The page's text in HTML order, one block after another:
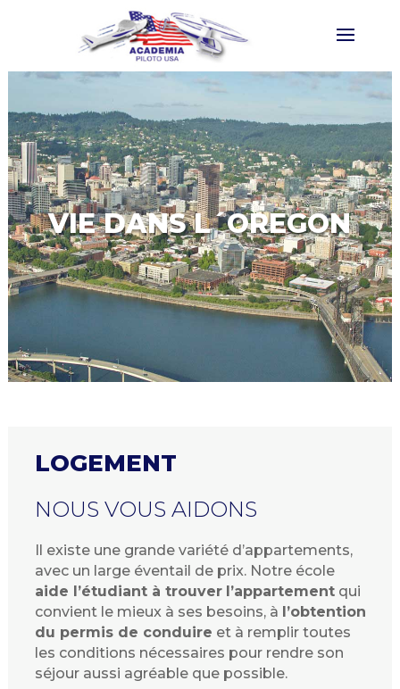
VIE DANS L´OREGON
LOGEMENT
NOUS VOUS AIDONS
Il existe une grande variété d’appartements,
avec un large éventail de prix. Notre école
aide l’étudiant à trouver l’appartementqui
convient le mieux à ses besoins, à l’obtention
du permis de conduire et à remplir toutes
les conditions nécessaires pour rendre son
séjour aussi agréable que possible.